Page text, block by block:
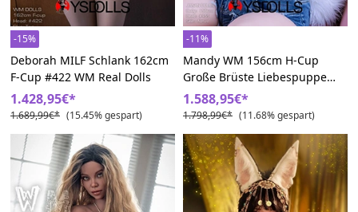
-15%
Deborah MILF Schlank 162cm
F-Cup #422 WM Real Dolls
1.428,95€*
1.689,99€* (15.45% gespart)
-11%
Mandy WM 156cm H-Cup
Große Brüste Liebespuppe
Doll
1.588,95€*
1.798,99€* (11.68% gespart)